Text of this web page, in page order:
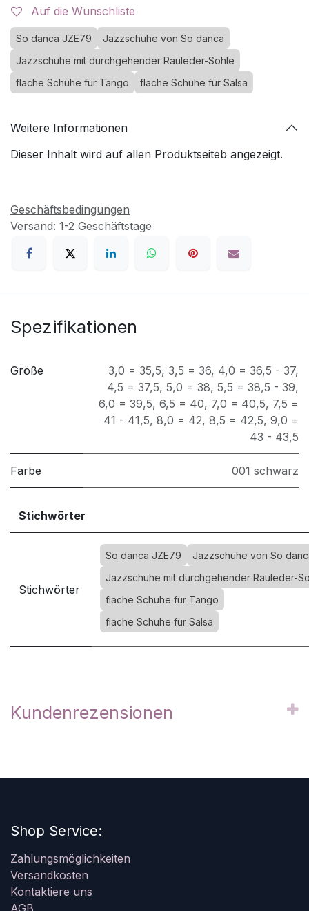
Auf die Wunschliste
So danca JZE79
Jazzschuhe von So danca
Jazzschuhe mit durchgehender Rauleder-Sohle
flache Schuhe für Tango
flache Schuhe für Salsa
Weitere Informationen
Dieser Inhalt wird auf allen Produktseiteb angezeigt.
Geschäftsbedingungen
Versand: 1-2 Geschäftstage
Spezifikationen
Größe 3,0 = 35,5, 3,5 = 36, 4,0 = 36,5 - 37,
4,5 = 37,5, 5,0 = 38, 5,5 = 38,5 - 39,
6,0 = 39,5, 6,5 = 40, 7,0 = 40,5, 7,5 =
41 - 41,5, 8,0 = 42, 8,5 = 42,5, 9,0 =
43 - 43,5
Farbe 001 schwarz
Stichwörter
Stichwörter
So danca JZE79
Jazzschuhe von So
Jazzschuhe mit durchgehender Rauleder-
flache Schuhe für Tango
flache Schuhe für Salsa
Kundenrezensionen
Shop Service:
Zahlungsmöglichkeiten
Versandkosten
Kontaktiere uns